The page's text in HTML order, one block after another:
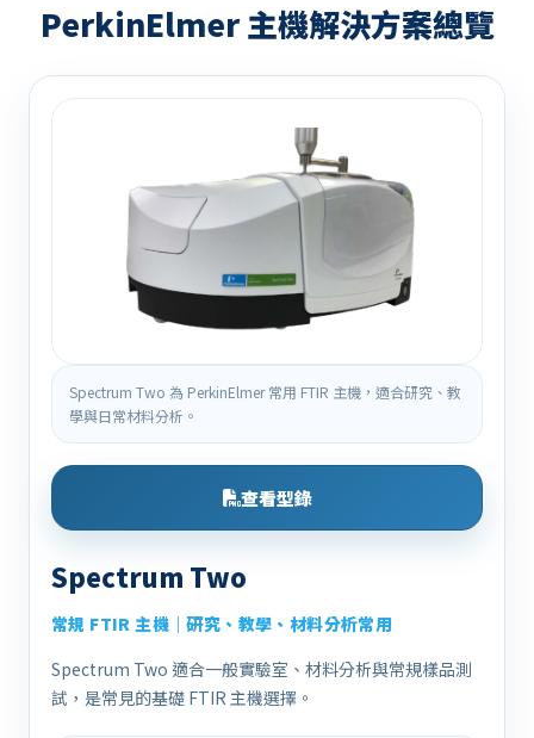
PerkinElmer 主機解決方案總覽
Spectrum Two 為 PerkinElmer 常用 FTIR 主機，適合研究、教
學與日常材料分析。
查看型錄
Spectrum Two
常規 FTIR 主機｜研究、教學、材料分析常用
Spectrum Two 適合一般實驗室、材料分析與常規樣品測
試，是常見的基礎 FTIR 主機選擇。